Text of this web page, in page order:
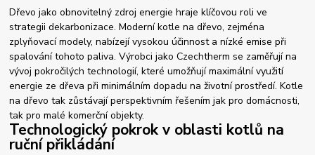
Dřevo jako obnovitelný zdroj energie hraje klíčovou roli ve
strategii dekarbonizace. Moderní kotle na dřevo, zejména
zplyňovací modely, nabízejí vysokou účinnost a nízké emise při
spalování tohoto paliva. Výrobci jako Czechtherm se zaměřují na
vývoj pokročilých technologií, které umožňují maximální využití
energie ze dřeva při minimálním dopadu na životní prostředí. Kotle
na dřevo tak zůstávají perspektivním řešením jak pro domácnosti,
tak pro malé komerční objekty.
Technologický pokrok v oblasti kotlů na
ruční přikládání